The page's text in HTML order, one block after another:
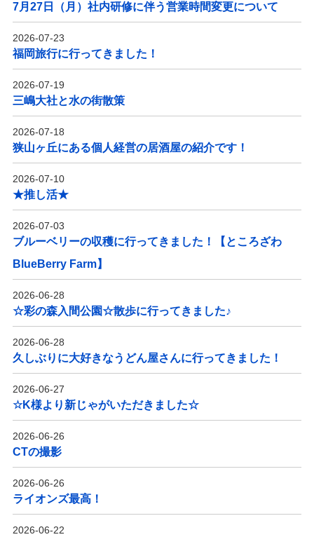
7月27日（月）社内研修に伴う営業時間変更について
2026-07-23
福岡旅行に行ってきました！
2026-07-19
三嶋大社と水の街散策
2026-07-18
狭山ヶ丘にある個人経営の居酒屋の紹介です！
2026-07-10
★推し活★
2026-07-03
ブルーベリーの収穫に行ってきました！【ところざわ
BlueBerry Farm】
2026-06-28
☆彩の森入間公園☆散歩に行ってきました♪
2026-06-28
久しぶりに大好きなうどん屋さんに行ってきました！
2026-06-27
☆K様より新じゃがいただきました☆
2026-06-26
CTの撮影
2026-06-26
ライオンズ最高！
2026-06-22